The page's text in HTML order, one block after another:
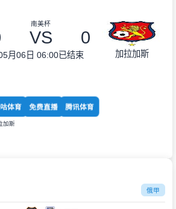
南美杯
VS 0
月06日 06:00已结束 加拉加斯
体育 免费直播 腾讯体育
加斯
俄甲